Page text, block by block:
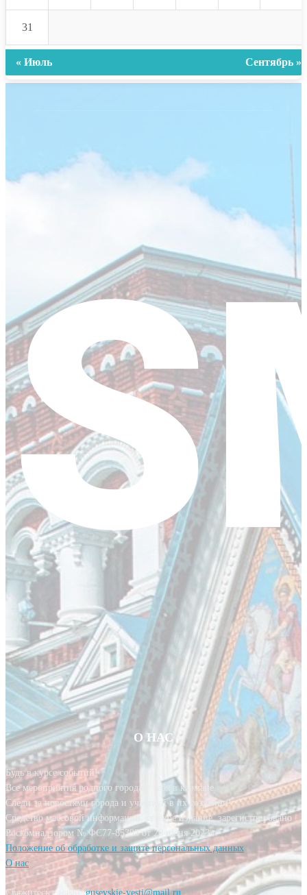
31
« Июль Сентябрь »
О НАС
Будь в курсе событий!
Все мероприятия родного города у тебя в кармане.
Следи за новостями города и участвуй в их создании!
Средство массовой информации, сетевое издание, зарегистрировано
Роскомнадзором № ФС77-85393 от 20 июня 2023 г.
Положение об обработке и защите персональных данных
О нас
Свяжитесь с нами:gusevskie-vesti@mail.ru